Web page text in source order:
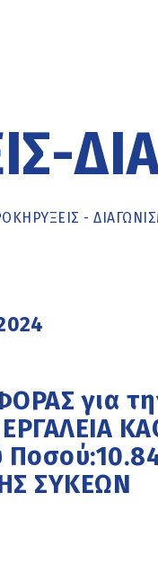
-
για
ΣΥΚΕΩΝ